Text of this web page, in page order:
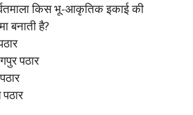
किस भू-आकृतिक इकाई की
बनाती है?
पठार